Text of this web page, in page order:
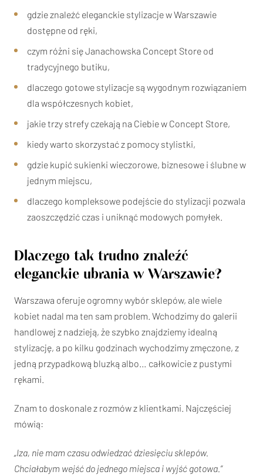
gdzie znaleźć eleganckie stylizacje w Warszawie
dostępne od ręki,
czym różni się Janachowska Concept Store od
tradycyjnego butiku,
dlaczego gotowe stylizacje są wygodnym rozwiązaniem
dla współczesnych kobiet,
jakie trzy strefy czekają na Ciebie w Concept Store,
kiedy warto skorzystać z pomocy stylistki,
gdzie kupić sukienki wieczorowe, biznesowe i ślubne w
jednym miejscu,
dlaczego kompleksowe podejście do stylizacji pozwala
zaoszczędzić czas i uniknąć modowych pomyłek.
Dlaczego tak trudno znaleźć
eleganckie ubrania w Warszawie?
Warszawa oferuje ogromny wybór sklepów, ale wiele
kobiet nadal ma ten sam problem. Wchodzimy do galerii
handlowej z nadzieją, że szybko znajdziemy idealną
stylizację, a po kilku godzinach wychodzimy zmęczone, z
jedną przypadkową bluzką albo… całkowicie z pustymi
rękami.
Znam to doskonale z rozmów z klientkami. Najczęściej
mówią:
„Iza, nie mam czasu odwiedzać dziesięciu sklepów.
Chciałabym wejść do jednego miejsca i wyjść gotowa.”